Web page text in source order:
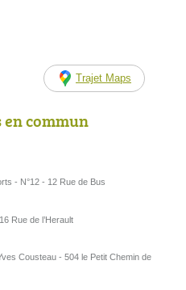
Trajet Maps
commun
- N°12 - 12 Rue de Bus
Rue de l’Herault
Cousteau - 504 le Petit Chemin de